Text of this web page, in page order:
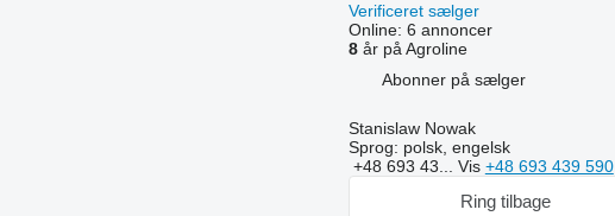
Verificeret sælger
Online: 6 annoncer
8år på Agroline
Abonner på sælger
Stanislaw Nowak
Sprog: polsk, engelsk
+48 693 43... Vis +48 693 439 590
Ring tilbage